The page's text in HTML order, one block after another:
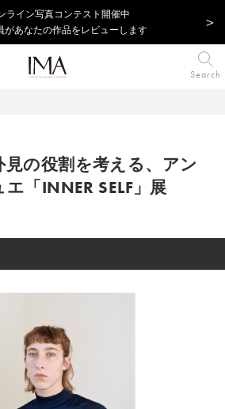
ライン写真コンテスト開催中
があなたの作品をレビューします
Search
の役割を考える、 アン
「INNER SELF」展